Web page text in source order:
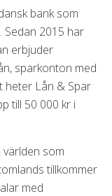
bank som
Sedan 2015 har
erbjuder
sparkonton med
heter Lån & Spar
till 50 000 kr i
som
tillkommer
med